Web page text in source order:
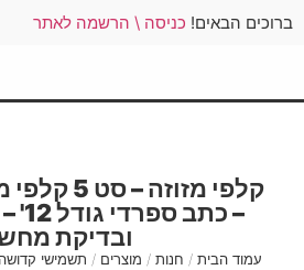
ברוכים הבאים! כניסה \ הרשמה לאתר
קלפי
–
ובדיקת
עמוד הבית / חנות / מוצרים / תשמישי קדושה